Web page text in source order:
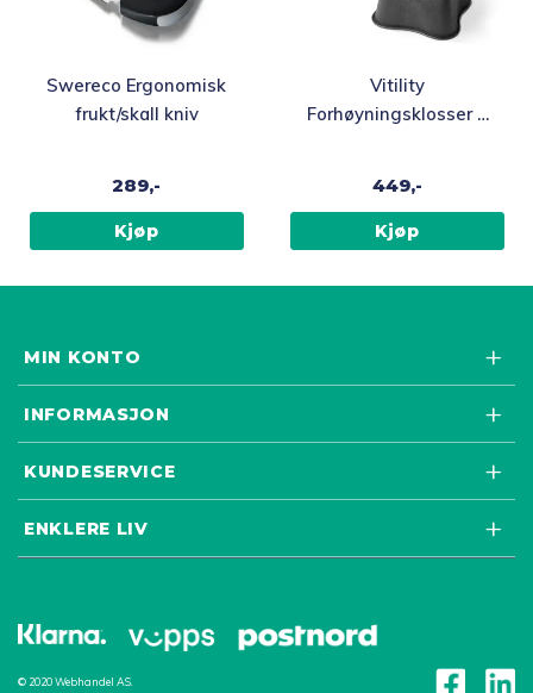
Swereco Ergonomisk
frukt/skall kniv
289,-
Kjøp
Vitility
Forhøyningsklosser 4
449,-
Kjøp
MIN KONTO
INFORMASJON
KUNDESERVICE
ENKLERE LIV
© 2020 Webhandel AS.